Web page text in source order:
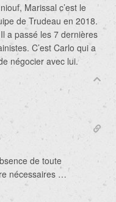
Marissal c’est le
de Trudeau en 2018.
a passé les 7 dernières
C’est Carlo qui a
négocier avec lui.
de toute
nécessaires …